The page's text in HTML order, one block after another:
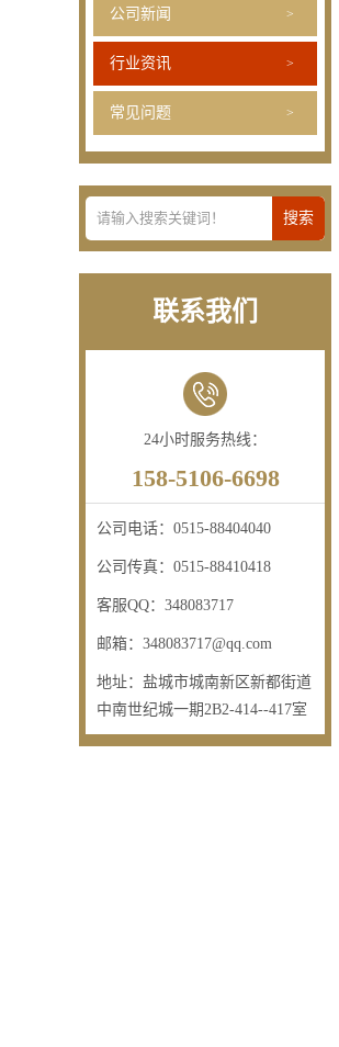
公司新闻
行业资讯
常见问题
联系我们
24小时服务热线：
158-5106-6698
公司电话： 0515-88404040
公司传真： 0515-88410418
客服QQ： 348083717
邮箱： 348083717@qq.com
地址： 盐城市城南新区新都街道
中南世纪城一期2B2-414--417室